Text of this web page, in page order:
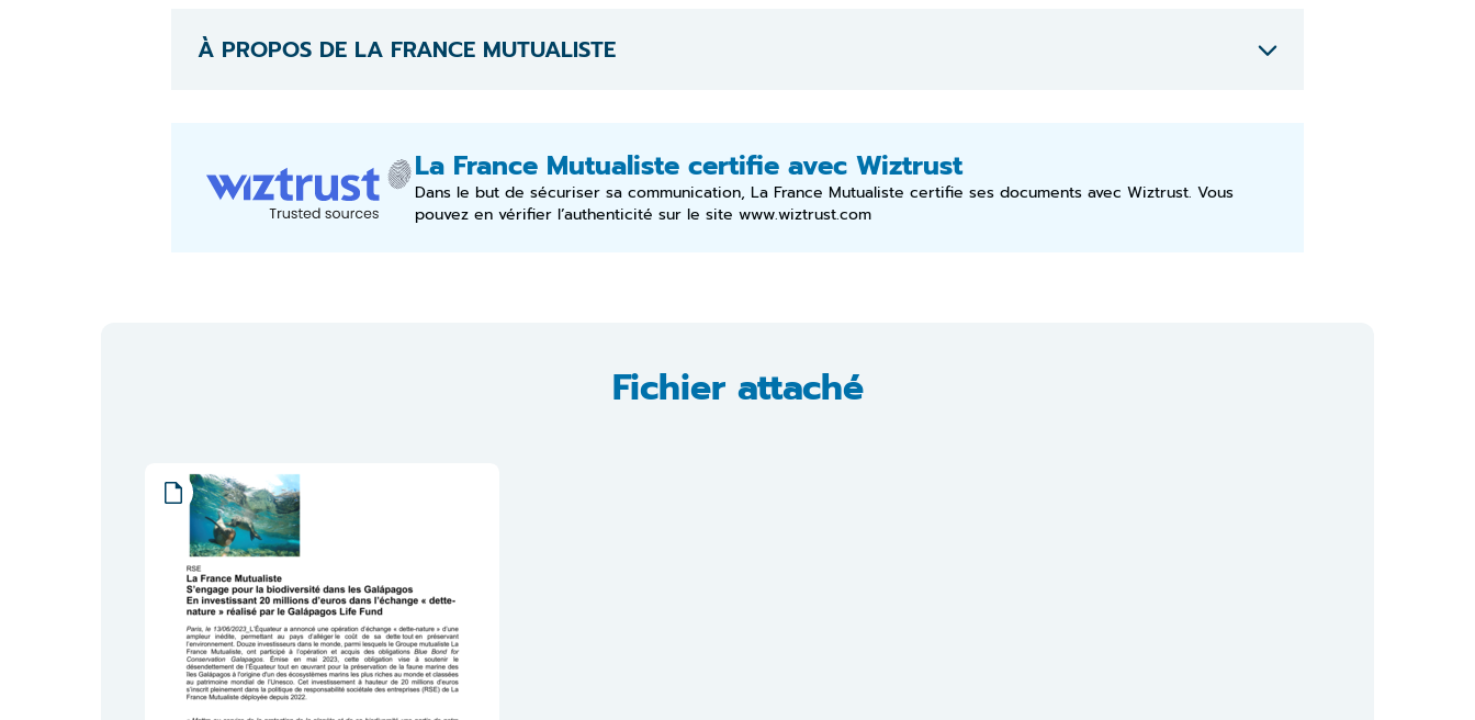
À PROPOS DE LA FRANCE MUTUALISTE
La France Mutualiste certifie avec Wiztrust
Dans le but de sécuriser sa communication, La France Mutualiste certifie ses documents avec Wiztrust. Vous
pouvez en vérifier l’authenticité sur le site www.wiztrust.com
Fichier attaché